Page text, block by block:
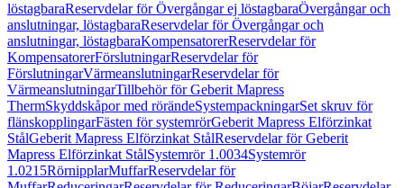
löstagbaraReservdelar för Övergångar ej löstagbaraÖvergångar och
anslutningar, löstagbaraReservdelar för Övergångar och
anslutningar, löstagbaraKompensatorerReservdelar för
KompensatorerFörslutningarReservdelar för
FörslutningarVärmeanslutningarReservdelar för
VärmeanslutningarTillbehör för Geberit Mapress
ThermSkyddskåpor med rörändeSystempackningarSet skruv för
flänskopplingarFästen för systemrörGeberit Mapress Elförzinkat
StålGeberit Mapress Elförzinkat StålReservdelar för Geberit
Mapress Elförzinkat StålSystemrör 1.0034Systemrör
1.0215RörnipplarMuffarReservdelar för